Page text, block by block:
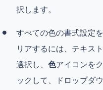
択します。
すべての色の書式設定
リアするには、テキス
選択し、 色アイコンを
ックして、ドロップダ